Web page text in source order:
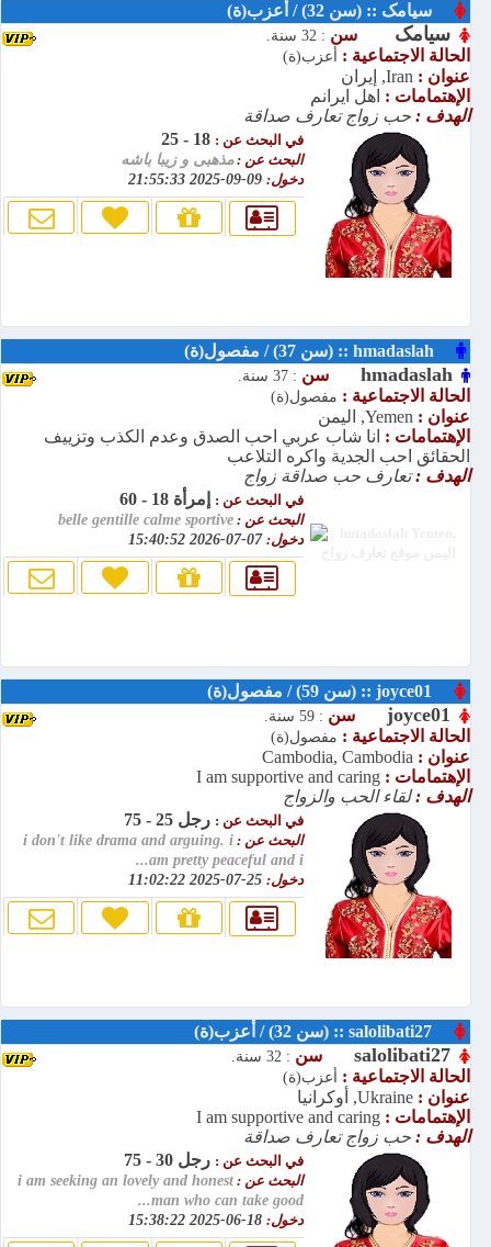
سیامک :: (سن 32) / أعزب(ة)
سیامک سن : 32 سنة.
الحالة الاجتماعية : أعزب(ة)
عنوان : Iran, إيران
الإهتمامات : اهل ایرانم
الهدف : حب زواج تعارف صداقة
في البحث عن :
البحث عن :مذهبی و زیبا باشه
دخول:
hmadaslah :: (سن 37) / مفصول(ة)
hmadaslah سن : 37 سنة.
الحالة الاجتماعية : مفصول(ة)
عنوان : Yemen, اليمن
الإهتمامات : انا شاب عربي احب الصدق وعدم الكذب وتزييف
الحقائق احب الجدية واكره التلاعب
الهدف :تعارف حب صداقة زواج
في البحث عن : إمرأة 18 - 60
البحث عن : belle gentille calme sportive
دخول: 07-07-2026 15:40:52
joyce01 :: (سن 59) / مفصول(ة)
joyce01 سن : 59 سنة.
الحالة الاجتماعية : مفصول(ة)
عنوان : Cambodia, Cambodia
الإهتمامات : I am supportive and caring
الهدف :لقاء الحب والزواج
في البحث عن : رجل 25 - 75
البحث عن : i don't like drama and arguing. i
am pretty peaceful and i...
دخول:
salolibati27 :: (سن 32) / أعزب(ة)
salolibati27 سن : 32 سنة.
الحالة الاجتماعية : أعزب(ة)
عنوان : Ukraine, أوكرانيا
الإهتمامات : I am supportive and caring
الهدف : حب زواج تعارف صداقة
في البحث عن : رجل 30 - 75
البحث عن : i am seeking an lovely and honest
man who can take good...
دخول: